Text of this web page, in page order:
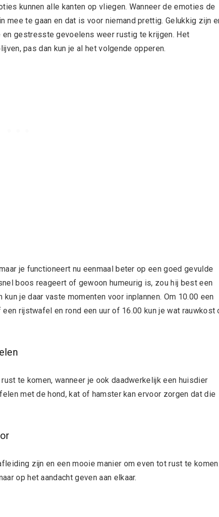
kunnen alle kanten op vliegen. Wanneer de emoties de
mee te gaan en dat is voor niemand prettig. Gelukkig zijn
gestresste gevoelens weer rustig te krijgen. Het
pas dan kun je al het volgende opperen.
je functioneert nu eenmaal beter op een goed gevulde
boos reageert of gewoon humeurig is, zou hij best een
je daar vaste momenten voor inplannen. Om 10.00 een
rijstwafel en rond een uur of 16.00 kun je wat rauwkost
te komen, wanneer je ook daadwerkelijk een huisdier
met de hond, kat of hamster kan ervoor zorgen dat die
zijn en een mooie manier om even tot rust te
op het aandacht geven aan elkaar.